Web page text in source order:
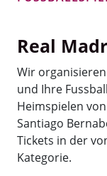
Real
Wir
und Ihre
Heimspielen
Santiago
Tickets in der
Kategorie.